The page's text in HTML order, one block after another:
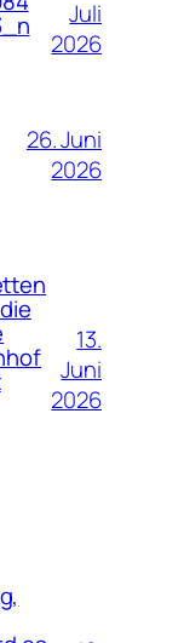
Juli
2026
26. Juni
2026
13.
Juni
2026